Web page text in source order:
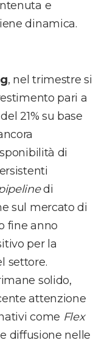
e
dinamica.
, nel trimestre si
pari a
21% su base
di
di
sul mercato di
fine anno
per la
settore.
solido,
attenzione
come Flex
diffusione nelle